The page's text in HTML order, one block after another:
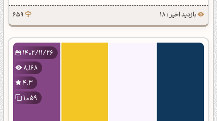
بازدید اخیر : 18 659
1402/11/26
8,168
4.3
1,059